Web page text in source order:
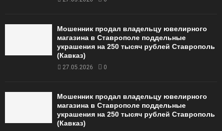
Мошенник продал владельцу ювелирного
магазина в Ставрополе поддельные
украшения на 250 тысяч рублей Ставрополь
(Кавказ)
27.05.2026 0
Мошенник продал владельцу ювелирного
магазина в Ставрополе поддельные
украшения на 250 тысяч рублей Ставрополь
(Кавказ)